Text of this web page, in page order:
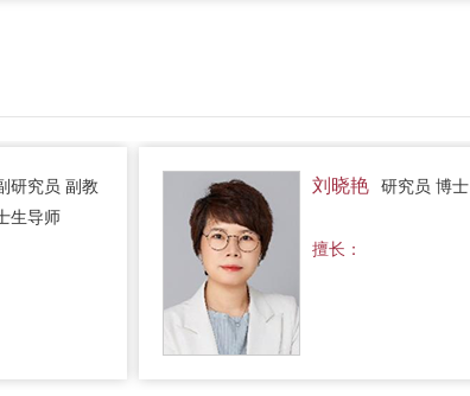
研究员 副教
生导师
刘晓艳 研究员 博士
擅长：